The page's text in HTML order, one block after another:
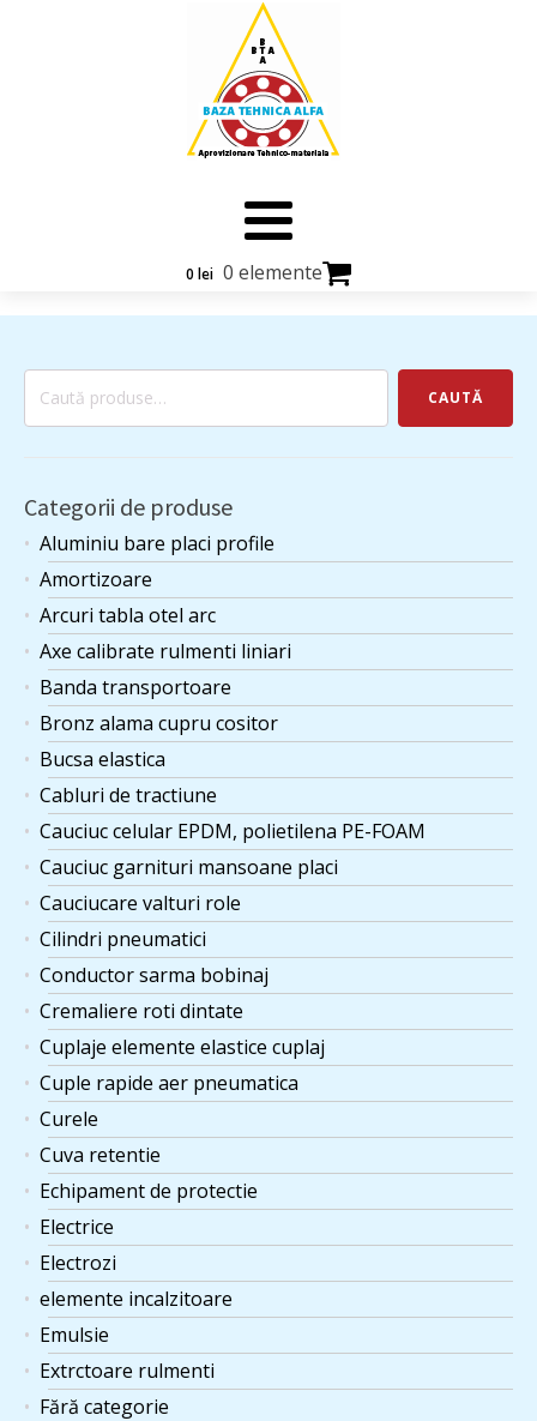
0 lei 0 elemente
Caută
CAUTĂ
Categorii de produse
Aluminiu bare placi profile
Amortizoare
Arcuri tabla otel arc
Axe calibrate rulmenti liniari
Banda transportoare
Bronz alama cupru cositor
Bucsa elastica
Cabluri de tractiune
Cauciuc celular EPDM, polietilena PE-FOAM
Cauciuc garnituri mansoane placi
Cauciucare valturi role
Cilindri pneumatici
Conductor sarma bobinaj
Cremaliere roti dintate
Cuplaje elemente elastice cuplaj
Cuple rapide aer pneumatica
Curele
Cuva retentie
Echipament de protectie
Electrice
Electrozi
elemente incalzitoare
Emulsie
Extrctoare rulmenti
Fără categorie